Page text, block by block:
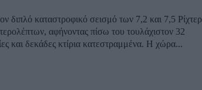
διπλό καταστροφικό σεισμό των 7,2 και 7,5 Ρίχτερ
αφήνοντας πίσω του τουλάχιστον 32
και δεκάδες κτίρια κατεστραμμένα. Η χώρα...